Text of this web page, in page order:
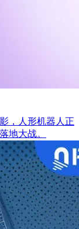
，人形机器人正
地大战。